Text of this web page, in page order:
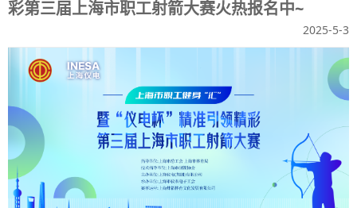
彩第三届上海市职工射箭大赛火热报名中~
2025-5-3